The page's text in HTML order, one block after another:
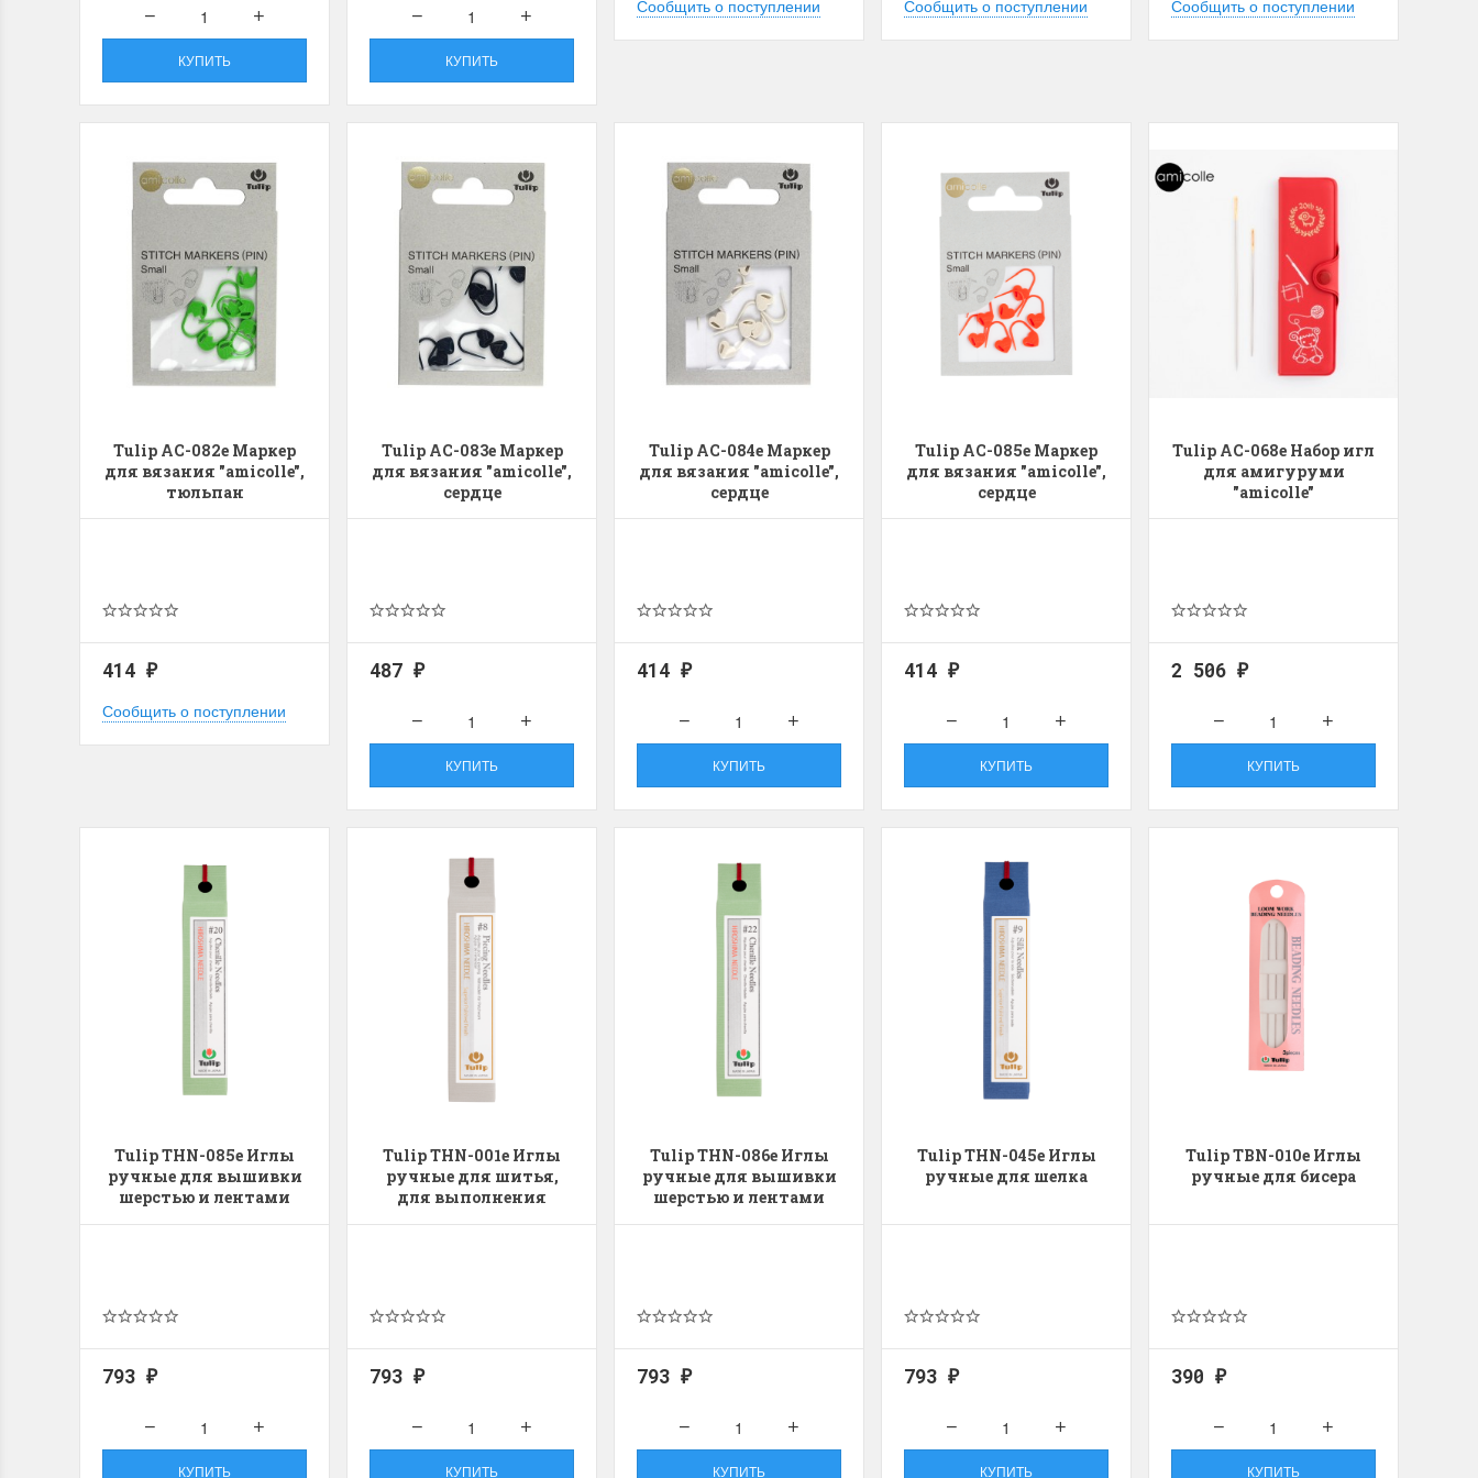
Swan (Ива-лебедь)
Хороший набор
1 апреля 2026 14:55
Polar Bear and Cubs
(Белый медведь с
медвежатами)
Красивый набор
Очень красивый и раритетный сюжет,
Ларина Евгения
1 апреля 2026 14:55
на ферме
для хобби с мягкими
ручками
КУПИТЬ КУПИТЬ
Сообщить о поступлении Сообщить о поступлении Сообщить о поступлении
Tulip AC-082e Маркер
для вязания "amicolle",
тюльпан
414 ₽
Сообщить о поступлении
Tulip AC-083e Маркер
для вязания "amicolle",
сердце
487 ₽
КУПИТЬ
Tulip AC-084e Маркер
для вязания "amicolle",
сердце
414 ₽
КУПИТЬ
Tulip AC-085e Маркер
для вязания "amicolle",
сердце
414 ₽
КУПИТЬ
Tulip AC-068e Набор игл
для амигуруми
"amicolle"
2 506 ₽
КУПИТЬ
Tulip THN-085e Иглы
ручные для вышивки
шерстью и лентами
793 ₽
КУПИТЬ
Tulip THN-001e Иглы
ручные для шитья,
для выполнения
793 ₽
КУПИТЬ
Tulip THN-086e Иглы
ручные для вышивки
шерстью и лентами
793 ₽
КУПИТЬ
Tulip THN-045e Иглы
ручные для шелка
793 ₽
КУПИТЬ
Tulip TBN-010e Иглы
ручные для бисера
390 ₽
КУПИТЬ